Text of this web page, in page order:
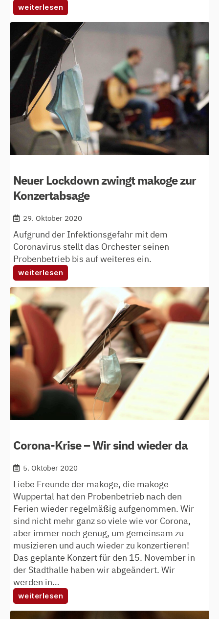
weiterlesen
al
watan
nimmt
weiteres
video
auf
Neuer Lockdown zwingt makoge zur
Konzertabsage
29. Oktober 2020
Aufgrund der Infektionsgefahr mit dem
Coronavirus stellt das Orchester seinen
Probenbetrieb bis auf weiteres ein.
weiterlesen
neuer
lockdown
zwingt
makoge
zur
konzertabsage
Corona-Krise – Wir sind wieder da
5. Oktober 2020
Liebe Freunde der makoge, die makoge
Wuppertal hat den Probenbetrieb nach den
Ferien wieder regelmäßig aufgenommen. Wir
sind nicht mehr ganz so viele wie vor Corona,
aber immer noch genug, um gemeinsam zu
musizieren und auch wieder zu konzertieren!
Das geplante Konzert für den 15. November in
der Stadthalle haben wir abgeändert. Wir
werden in…
weiterlesen
corona-
krise